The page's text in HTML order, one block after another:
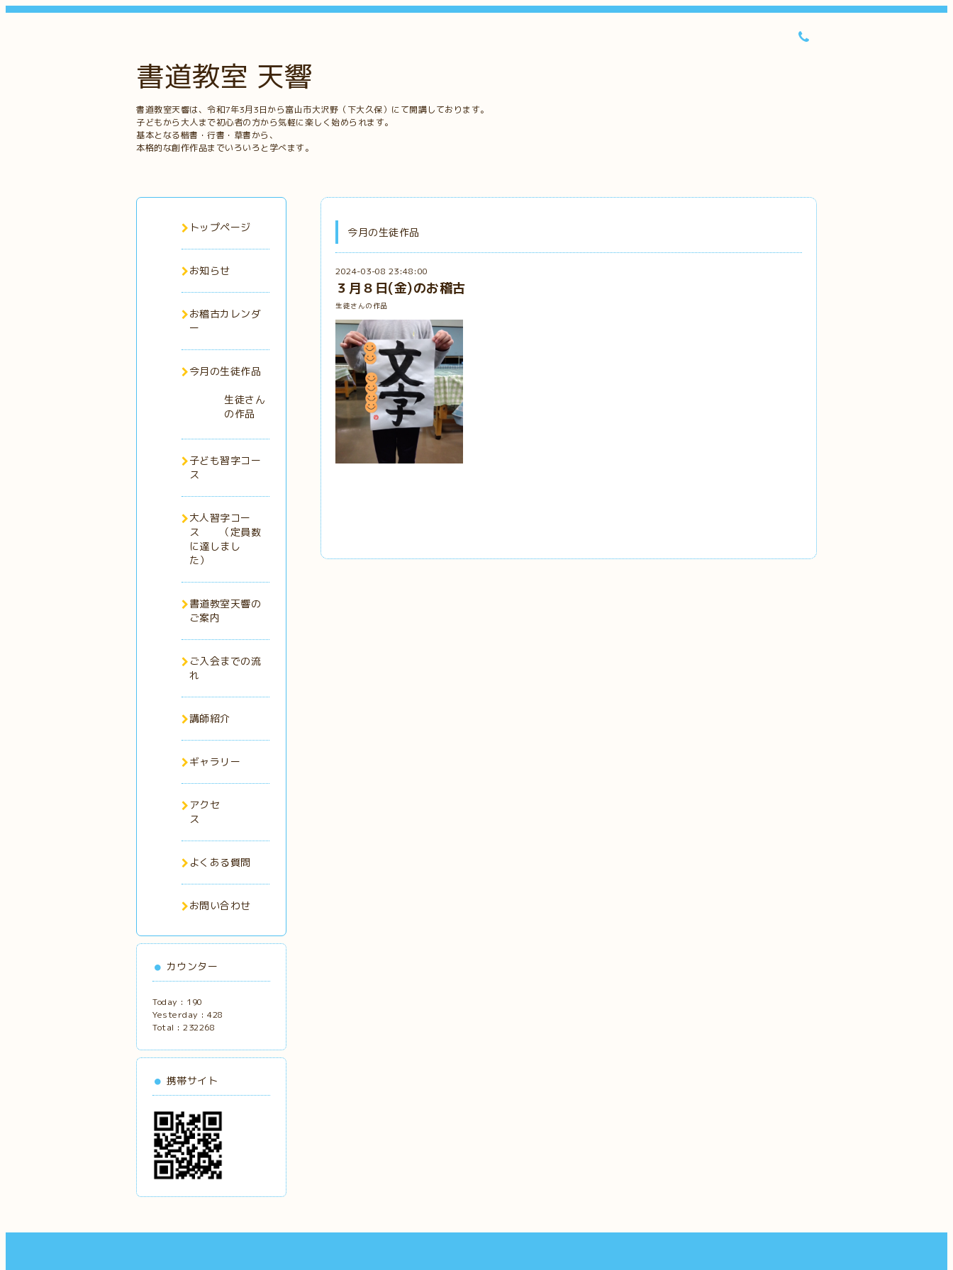
書道教室 天響
書道教室天響は、令和7年3月3日から富山市大沢野（下大久保）にて開講しております。
子どもから大人まで初心者の方から気軽に楽しく始められます。
基本となる楷書・行書・草書から、
本格的な創作作品までいろいろと学べます。
今月の生徒作品
2024-03-08 23:48:00
３月８日(金)のお稽古
生徒さんの作品
トップページ
お知らせ
お稽古カレンダ
ー
今月の生徒作品
生徒さん
の作品
子ども習字コー
ス
大人習字コー
ス （定員数
に達しまし
た）
書道教室天響の
ご案内
ご入会までの流
れ
講師紹介
ギャラリー
アクセ
ス
よくある質問
お問い合わせ
カウンター
Today : 190
Yesterday : 428
Total : 232268
携帯サイト